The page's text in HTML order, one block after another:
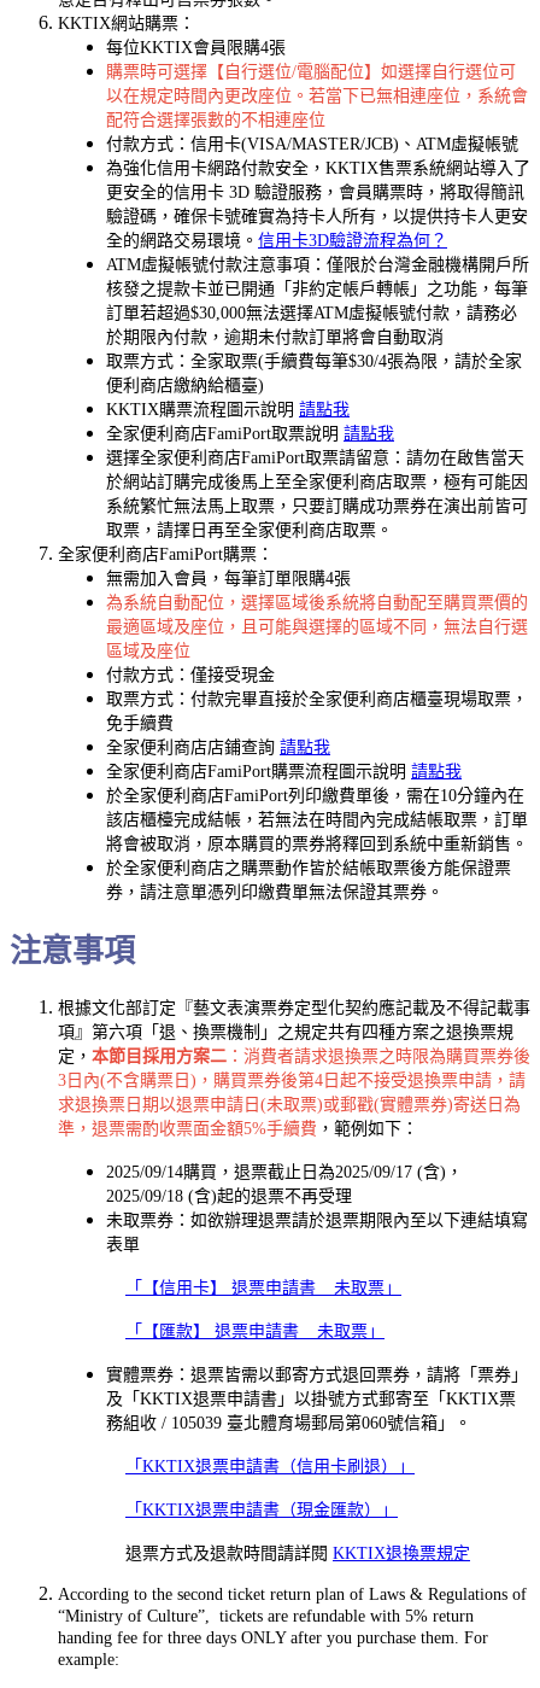
KKTIX網站購票：
每位KKTIX會員限購4張
購票時可選擇【自行選位/電腦配位】如選擇自行選位可
以在規定時間內更改座位。若當下已無相連座位，系統會
配符合選擇張數的不相連座位
付款方式：信用卡(VISA/MASTER/JCB)、ATM虛擬帳號
為強化信用卡網路付款安全，KKTIX售票系統網站導入了
更安全的信用卡 3D 驗證服務，會員購票時，將取得簡訊
驗證碼，確保卡號確實為持卡人所有，以提供持卡人更安
全的網路交易環境。 信用卡3D驗證流程為何？
ATM虛擬帳號付款注意事項：僅限於台灣金融機構開戶所
核發之提款卡並已開通「非約定帳戶轉帳」之功能，每筆
訂單若超過$30,000無法選擇ATM虛擬帳號付款，請務必
於期限內付款，逾期未付款訂單將會自動取消
取票方式：全家取票(手續費每筆$30/4張為限，請於全家
便利商店繳納給櫃臺)
KKTIX購票流程圖示說明 請點我
全家便利商店FamiPort取票說明 請點我
選擇全家便利商店FamiPort取票請留意：請勿在啟售當天
於網站訂購完成後馬上至全家便利商店取票，極有可能因
系統繁忙無法馬上取票，只要訂購成功票券在演出前皆可
取票，請擇日再至全家便利商店取票。
全家便利商店FamiPort購票：
無需加入會員，每筆訂單限購4張
為系統自動配位，選擇區域後系統將自動配至購買票價的
最適區域及座位，且可能與選擇的區域不同，無法自行選
區域及座位
付款方式：僅接受現金
取票方式：付款完畢直接於全家便利商店櫃臺現場取票，
免手續費
全家便利商店店鋪查詢 請點我
全家便利商店FamiPort購票流程圖示說明 請點我
於全家便利商店FamiPort列印繳費單後，需在10分鐘內在
該店櫃檯完成結帳，若無法在時間內完成結帳取票，訂單
將會被取消，原本購買的票券將釋回到系統中重新銷售。
於全家便利商店之購票動作皆於結帳取票後方能保證票
券，請注意單憑列印繳費單無法保證其票券。
注意事項
根據文化部訂定『藝文表演票券定型化契約應記載及不得記載事
項』第六項「退、換票機制」之規定共有四種方案之退換票規
定， 本節目採用方案二 ：消費者請求退換票之時限為購買票券後
3日內(不含購票日)，購買票券後第4日起不接受退換票申請，請
求退換票日期以退票申請日(未取票)或郵戳(實體票券)寄送日為
準，退票需酌收票面金額5%手續費 ，範例如下：
2025/09/14購買，退票截止日為2025/09/17 (含)，
2025/09/18 (含)起的退票不再受理
未取票券：如欲辦理退票請於退票期限內至以下連結填寫
表單
「【信用卡】 退票申請書 _ 未取票」
「【匯款】 退票申請書 _ 未取票」
實體票券：退票皆需以郵寄方式退回票券，請將「票券」
及「KKTIX退票申請書」以掛號方式郵寄至「KKTIX票
務組收 / 105039 臺北體育場郵局第060號信箱」。
「KKTIX退票申請書（信用卡刷退）」
「KKTIX退票申請書（現金匯款）」
退票方式及退款時間請詳閱 KKTIX退換票規定
According to the second ticket return plan of Laws & Regulations of
“Ministry of Culture”, tickets are refundable with 5% return
handing fee for three days ONLY after you purchase them. For
example: